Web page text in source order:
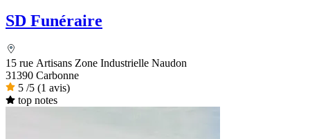
SD Funéraire
15 rue Artisans Zone Industrielle Naudon
31390 Carbonne
5 /5 (1 avis)
top notes